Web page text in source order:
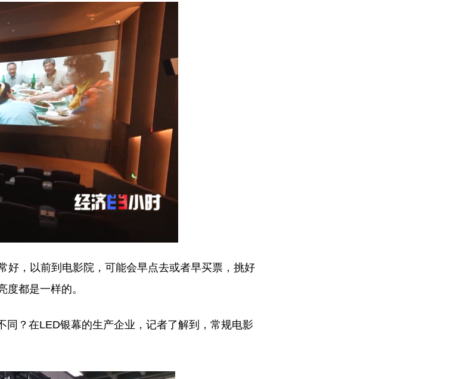
，以前到电影院，可能会早点去或者早买票，挑好
都是一样的。
？在LED银幕的生产企业，记者了解到，常规电影